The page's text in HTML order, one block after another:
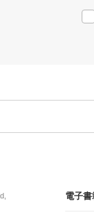
電子